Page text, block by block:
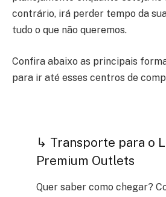
contrário, irá perder tempo da
tudo o que não queremos.
Confira abaixo as principais
para ir até esses centros de
↳ Transporte para o
Premium Outlets
Quer saber como chegar?